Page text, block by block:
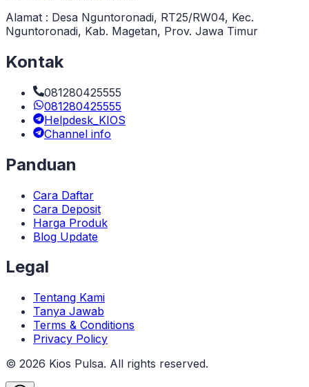
Alamat : Desa Nguntoronadi, RT25/RW04, Kec.
Nguntoronadi, Kab. Magetan, Prov. Jawa Timur
Kontak
081280425555
081280425555
Helpdesk_KIOS
Channel info
Panduan
Cara Daftar
Cara Deposit
Harga Produk
Blog Update
Legal
Tentang Kami
Tanya Jawab
Terms & Conditions
Privacy Policy
© 2026 Kios Pulsa. All rights reserved.